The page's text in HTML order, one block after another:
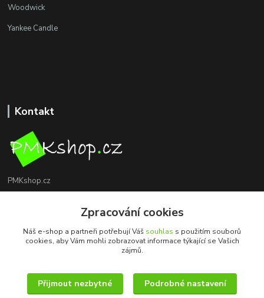
Woodwick
Yankee Candle
Kontakt
PMKshop.cz
+420 728 830 042
info@pmkshop.cz
Zpracování cookies
Náš e-shop a partneři potřebují Váš souhlas s použitím souborů
cookies, aby Vám mohli zobrazovat informace týkající se Vašich
zájmů.
Přijmout nezbytné Podrobné nastavení